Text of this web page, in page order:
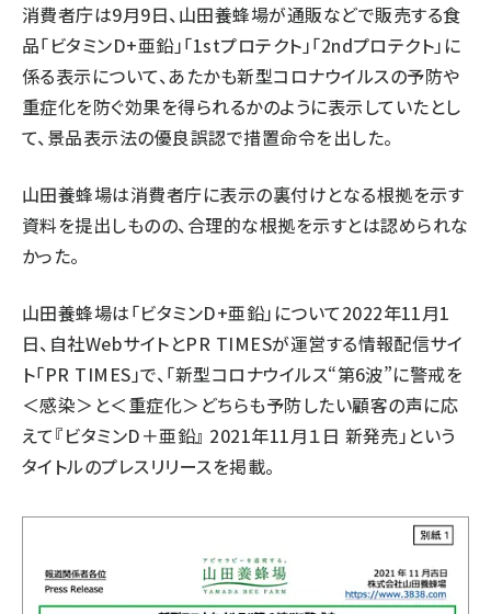
消費者庁は9月9日、山田養蜂場が通販などで販売する食
品「ビタミンD+亜鉛」「1stプロテクト」「2ndプロテクト」に
係る表示について、あたかも新型コロナウイルスの予防や
重症化を防ぐ効果を得られるかのように表示していたとし
て、景品表示法の優良誤認で措置命令を出した。
山田養蜂場は消費者庁に表示の裏付けとなる根拠を示す
資料を提出しものの、合理的な根拠を示すとは認められな
かった。
山田養蜂場は「ビタミンD+亜鉛」について2022年11月1
日、自社WebサイトとPR TIMESが運営する情報配信サイ
ト「PR TIMES」で、「新型コロナウイルス“第6波”に警戒を
＜感染＞と＜重症化＞どちらも予防したい顧客の声に応
えて『ビタミンD＋亜鉛』 2021年11月１日 新発売」という
タイトルのプレスリリースを掲載。
参